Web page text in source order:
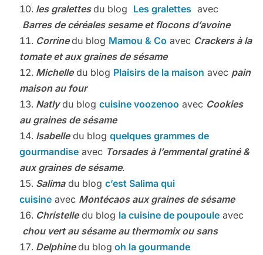
les gralettesdu blog Les gralettes avec
Barres de céréales sesame et flocons d’avoine
Corrinedu blog Mamou & Co avec Crackers à la
tomate et aux graines de sésame
Michelledu blog Plaisirs de la maison avec pain
maison au four
Natlydu blog cuisine voozenoo avec Cookies
au graines de sésame
Isabelledu blog quelques grammes de
gourmandiseavec Torsades à l’emmental gratiné &
aux graines de sésame.
Salimadu blog c’est Salima qui
cuisineavec Montécaos aux graines de sésame
Christelledu blog la cuisine de poupouleavec
chou vert au sésame au thermomix ou sans
Delphinedu blog oh la gourmande